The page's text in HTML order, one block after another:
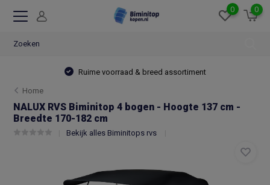
0 0
Ruime voorraad & breed assortiment
Home
NALUX RVS Biminitop 4 bogen - Hoogte 137 cm -
Breedte 170-182 cm
Bekijk alles Biminitops rvs